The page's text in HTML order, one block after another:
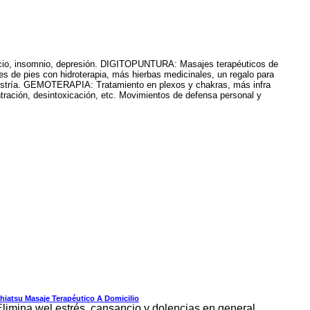
insomnio, depresión. DIGITOPUNTURA: Masajes terapéuticos de
de pies con hidroterapia, más hierbas medicinales, un regalo para
GEMOTERAPIA: Tratamiento en plexos y chakras, más infra
desintoxicación, etc. Movimientos de defensa personal y
Masaje Terapéutico A Domicilio